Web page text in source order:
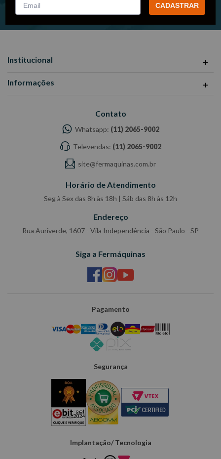
Institucional
Informações
Contato
Whatsapp: (11) 2065-9002
Televendas: (11) 2065-9002
site@fermaquinas.com.br
Horário de Atendimento
Seg à Sex das 8h às 18h | Sáb das 8h às 12h
Endereço
Rua Auriverde, 1607 - Vila Independência - São Paulo - SP
Siga a Fermáquinas
Pagamento
Segurança
Implantação/ Tecnologia
CADASTRAR